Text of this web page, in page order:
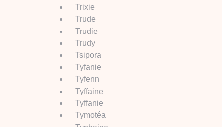
Trixie
Trude
Trudie
Trudy
Tsipora
Tyfanie
Tyfenn
Tyffaine
Tyffanie
Tymotéa